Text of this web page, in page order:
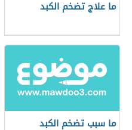
ما علاج تضخم الكبد
ما سبب تضخم الكبد